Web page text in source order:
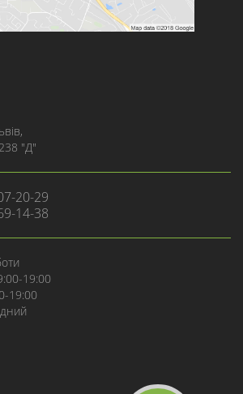
"Д"
20-29
14-38
19:00
19:00